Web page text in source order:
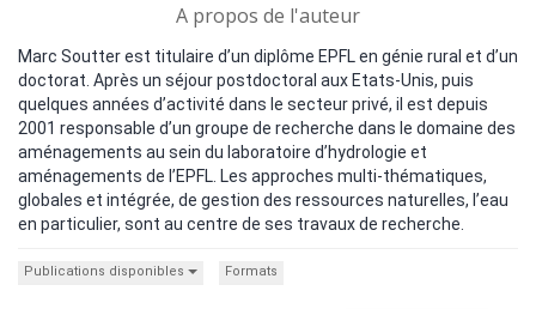
A propos de l'auteur
Marc Soutter est titulaire d’un diplôme EPFL en génie rural et d’un
doctorat. Après un séjour postdoctoral aux Etats-Unis, puis
quelques années d’activité dans le secteur privé, il est depuis
2001 responsable d’un groupe de recherche dans le domaine des
aménagements au sein du laboratoire d’hydrologie et
aménagements de l’EPFL. Les approches multi-thématiques,
globales et intégrée, de gestion des ressources naturelles, l’eau
en particulier, sont au centre de ses travaux de recherche.
Publications disponibles Formats